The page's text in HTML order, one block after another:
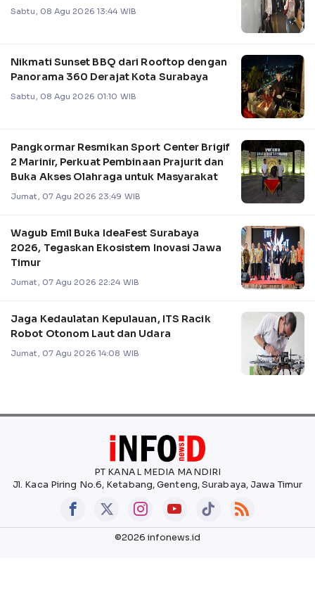
Sabtu, 08 Agu 2026 13:44 WIB
Nikmati Sunset BBQ dari Rooftop dengan
Panorama 360 Derajat Kota Surabaya
Sabtu, 08 Agu 2026 01:10 WIB
Pangkormar Resmikan Sport Center Brigif
2 Marinir, Perkuat Pembinaan Prajurit dan
Buka Akses Olahraga untuk Masyarakat
Jumat, 07 Agu 2026 23:49 WIB
Wagub Emil Buka IdeaFest Surabaya
2026, Tegaskan Ekosistem Inovasi Jawa
Timur
Jumat, 07 Agu 2026 22:24 WIB
Jaga Kedaulatan Kepulauan, ITS Racik
Robot Otonom Laut dan Udara
Jumat, 07 Agu 2026 14:08 WIB
PT KANAL MEDIA MANDIRI
Jl. Kaca Piring No.6, Ketabang, Genteng, Surabaya, Jawa Timur
©2026 infonews.id